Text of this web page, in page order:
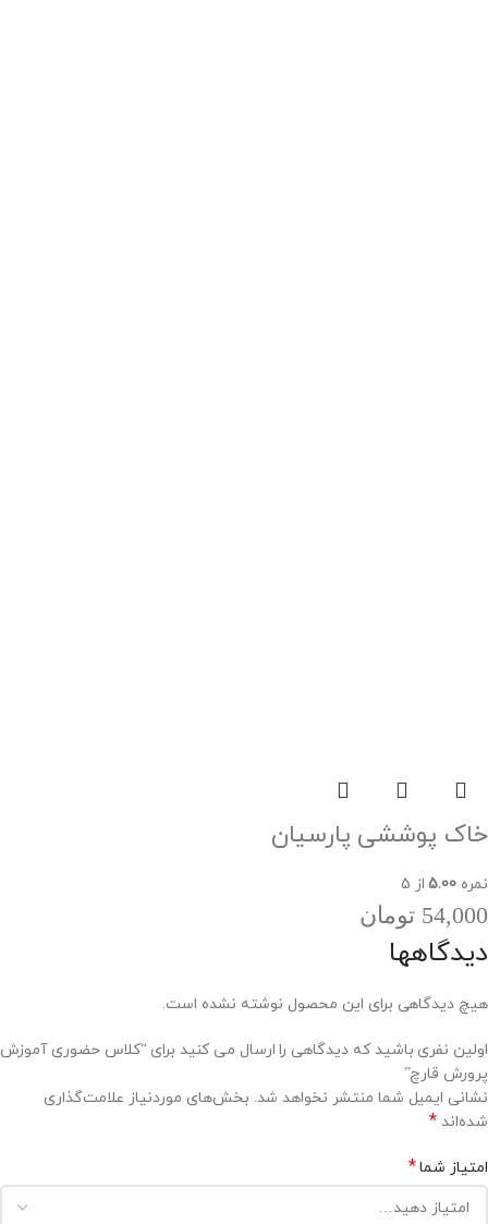
خاک پوششی پارسیان
نمره 5.00از 5
54,000 تومان
دیدگاهها
هیچ دیدگاهی برای این محصول نوشته نشده است.
اولین نفری باشید که دیدگاهی را ارسال می کنید برای “کلاس حضوری آموزش
پرورش قارچ”
نشانی ایمیل شما منتشر نخواهد شد. بخش‌های موردنیاز علامت‌گذاری
شده‌اند*
امتیاز شما*